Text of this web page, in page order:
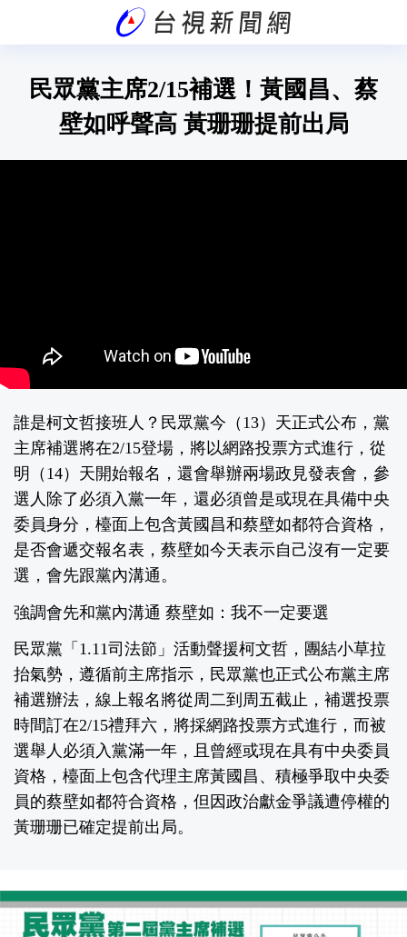
民眾黨主席2/15補選！黃國昌、蔡
壁如呼聲高 黃珊珊提前出局
誰是柯文哲接班人？民眾黨今（13）天正式公布，黨
主席補選將在2/15登場，將以網路投票方式進行，從
明（14）天開始報名，還會舉辦兩場政見發表會，參
選人除了必須入黨一年，還必須曾是或現在具備中央
委員身分，檯面上包含黃國昌和蔡壁如都符合資格，
是否會遞交報名表，蔡壁如今天表示自己沒有一定要
選，會先跟黨內溝通。
強調會先和黨內溝通 蔡壁如：我不一定要選
民眾黨「1.11司法節」活動聲援柯文哲，團結小草拉
抬氣勢，遵循前主席指示，民眾黨也正式公布黨主席
補選辦法，線上報名將從周二到周五截止，補選投票
時間訂在2/15禮拜六，將採網路投票方式進行，而被
選舉人必須入黨滿一年，且曾經或現在具有中央委員
資格，檯面上包含代理主席黃國昌、積極爭取中央委
員的蔡壁如都符合資格，但因政治獻金爭議遭停權的
黃珊珊已確定提前出局。